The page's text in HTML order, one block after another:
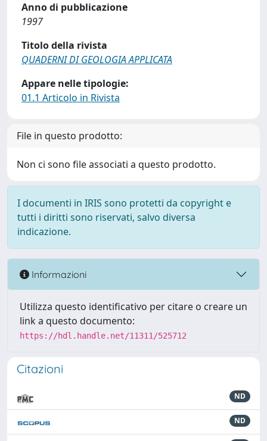
Anno di pubblicazione
1997
Titolo della rivista
QUADERNI DI GEOLOGIA APPLICATA
Appare nelle tipologie:
01.1 Articolo in Rivista
File in questo prodotto:
Non ci sono file associati a questo prodotto.
I documenti in IRIS sono protetti da copyright e
tutti i diritti sono riservati, salvo diversa
indicazione.
Informazioni
Utilizza questo identificativo per citare o creare un
link a questo documento:
https://hdl.handle.net/11311/525712
Citazioni
ND
ND